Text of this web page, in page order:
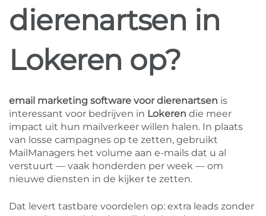
dierenartsen in
Lokeren op?
email marketing software voor dierenartsen is
interessant voor bedrijven in Lokeren die meer
impact uit hun mailverkeer willen halen. In plaats
van losse campagnes op te zetten, gebruikt
MailManagers het volume aan e-mails dat u al
verstuurt — vaak honderden per week — om
nieuwe diensten in de kijker te zetten.
Dat levert tastbare voordelen op: extra leads zonder